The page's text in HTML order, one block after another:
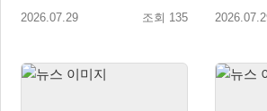
‘일로이’ 등장
2026.07.29 조회 135
시